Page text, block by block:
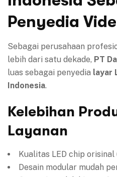
Penyedia
Sebagai perusahaan
lebih dari satu dekade, PT
luas sebagai penyedia layar
Indonesia.
Kelebihan
Layanan
Kualitas LED chip
Desain modular mudah